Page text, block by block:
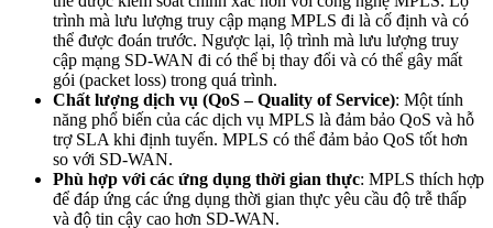
trình mà lưu lượng truy cập mạng MPLS đi là cố định và có
thể được đoán trước. Ngược lại, lộ trình mà lưu lượng truy
cập mạng SD-WAN đi có thể bị thay đổi và có thể gây mất
gói (packet loss) trong quá trình.
Chất lượng dịch vụ (QoS – Quality of Service): Một tính
năng phổ biến của các dịch vụ MPLS là đảm bảo QoS và hỗ
trợ SLA khi định tuyến. MPLS có thể đảm bảo QoS tốt hơn
so với SD-WAN.
Phù hợp với các ứng dụng thời gian thực: MPLS thích hợp
để đáp ứng các ứng dụng thời gian thực yêu cầu độ trễ thấp
và độ tin cậy cao hơn SD-WAN.